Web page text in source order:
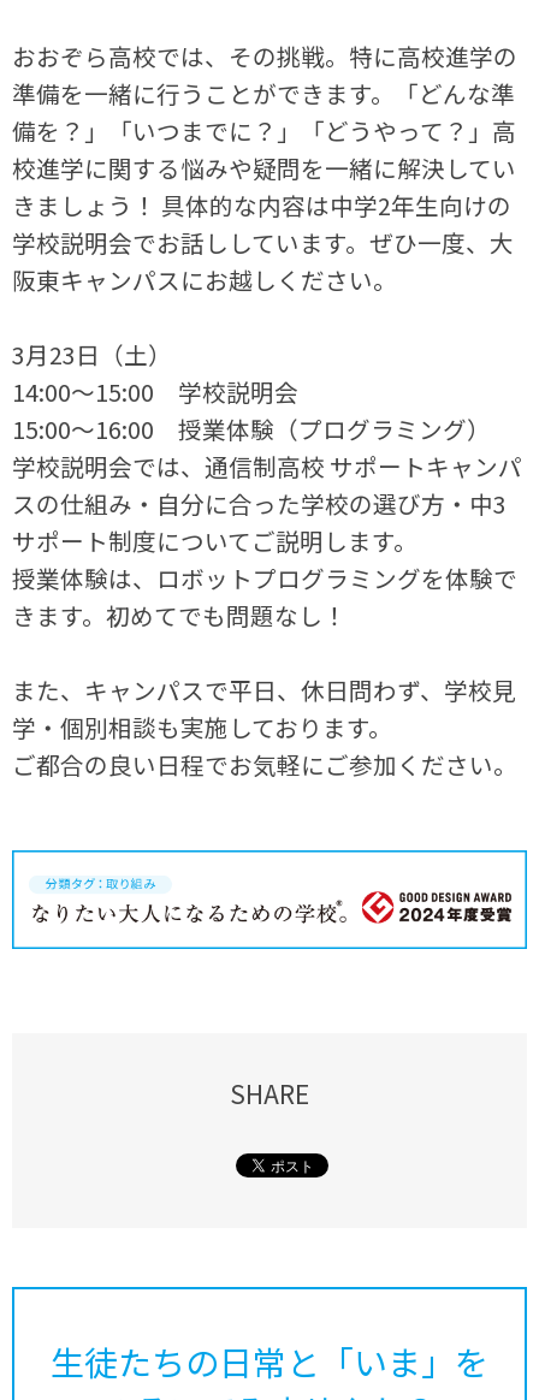
おおぞら高校では、その挑戦。特に高校進学の
準備を一緒に行うことができます。「どんな準
備を？」「いつまでに？」「どうやって？」高
校進学に関する悩みや疑問を一緒に解決してい
きましょう！ 具体的な内容は中学2年生向けの
学校説明会でお話ししています。ぜひ一度、大
阪東キャンパスにお越しください。
3月23日（土）
14:00～15:00 学校説明会
15:00～16:00 授業体験（プログラミング）
学校説明会では、通信制高校 サポートキャンパ
スの仕組み・自分に合った学校の選び方・中3
サポート制度についてご説明します。
授業体験は、ロボットプログラミングを体験で
きます。初めてでも問題なし！
また、キャンパスで平日、休日問わず、学校見
学・個別相談も実施しております。
ご都合の良い日程でお気軽にご参加ください。
SHARE
生徒たちの日常と「いま」を